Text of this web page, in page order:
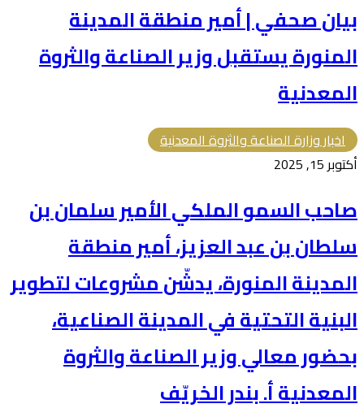
بيان صحفي | أمير منطقة المدينة
المنورة يستقبل وزير الصناعة والثروة
المعدنية
اخبار وزارة الصناعة والثروة المعدنية
أكتوبر 15, 2025
صاحب السمو الملكي الأمير سلمان بن
سلطان بن عبد العزيز، أمير منطقة
المدينة المنورة، يدشّن مشروعات لتطوير
البنية التحتية في المدينة الصناعية،
بحضور معالي وزير الصناعة والثروة
المعدنية أ. بندر الخريّف